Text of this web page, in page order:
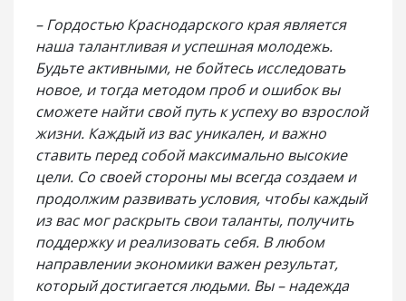
– Гордостью Краснодарского края является
наша талантливая и успешная молодежь.
Будьте активными, не бойтесь исследовать
новое, и тогда методом проб и ошибок вы
сможете найти свой путь к успеху во взрослой
жизни. Каждый из вас уникален, и важно
ставить перед собой максимально высокие
цели. Со своей стороны мы всегда создаем и
продолжим развивать условия, чтобы каждый
из вас мог раскрыть свои таланты, получить
поддержку и реализовать себя. В любом
направлении экономики важен результат,
который достигается людьми. Вы – надежда